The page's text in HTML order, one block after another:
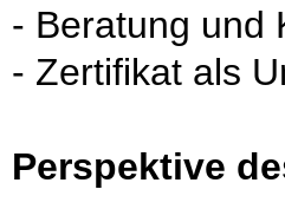
- Beratung und
- Zertifikat als
Perspektive